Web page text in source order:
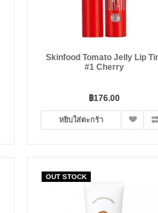
Skinfood Tomato Jelly Lip
#1 Cherry
฿176.00
หยิบใส่ตะกร้า
OUT STOCK